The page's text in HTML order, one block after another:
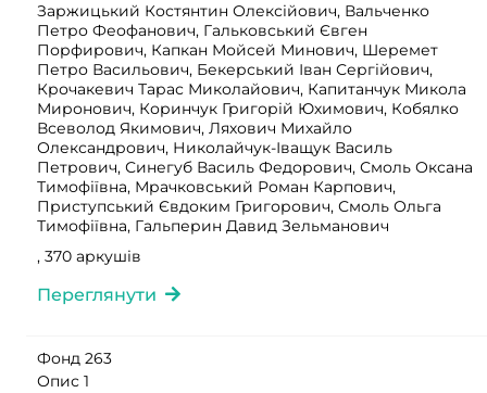
Заржицький Костянтин Олексійович, Вальченко
Петро Феофанович, Гальковський Євген
Порфирович, Капкан Мойсей Минович, Шеремет
Петро Васильович, Бекерський Іван Сергійович,
Крочакевич Тарас Миколайович, Капитанчук Микола
Миронович, Коринчук Григорій Юхимович, Кобялко
Всеволод Якимович, Ляхович Михайло
Олександрович, Николайчук-Іващук Василь
Петрович, Синегуб Василь Федорович, Смоль Оксана
Тимофіївна, Мрачковський Роман Карпович,
Приступський Євдоким Григорович, Смоль Ольга
Тимофіївна, Гальперин Давид Зельманович
, 370 аркушів
Переглянути
Фонд 263
Опис 1